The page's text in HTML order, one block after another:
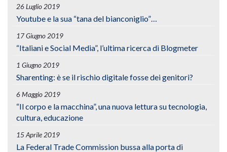
26 Luglio 2019
Youtube e la sua “tana del bianconiglio”…
17 Giugno 2019
“Italiani e Social Media”, l’ultima ricerca di Blogmeter
1 Giugno 2019
Sharenting: è se il rischio digitale fosse dei genitori?
6 Maggio 2019
“Il corpo e la macchina”, una nuova lettura su tecnologia,
cultura, educazione
15 Aprile 2019
La Federal Trade Commission bussa alla porta di